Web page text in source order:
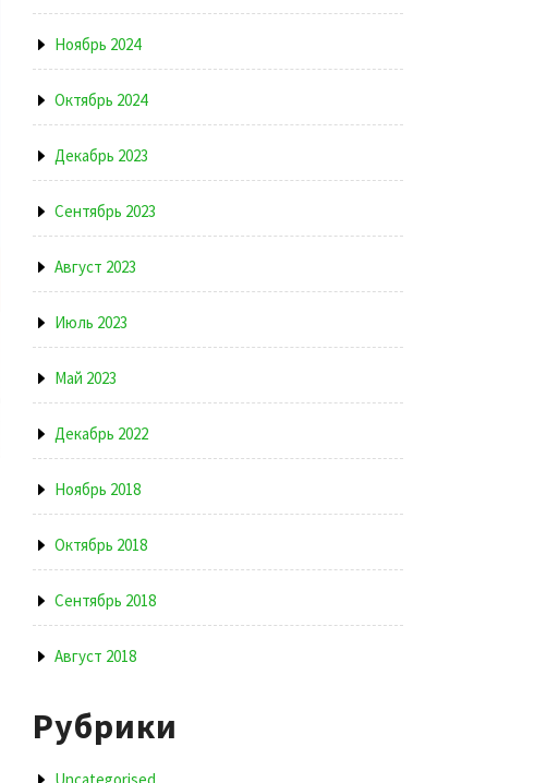
Ноябрь 2024
Октябрь 2024
Декабрь 2023
Сентябрь 2023
Август 2023
Июль 2023
Май 2023
Декабрь 2022
Ноябрь 2018
Октябрь 2018
Сентябрь 2018
Август 2018
Рубрики